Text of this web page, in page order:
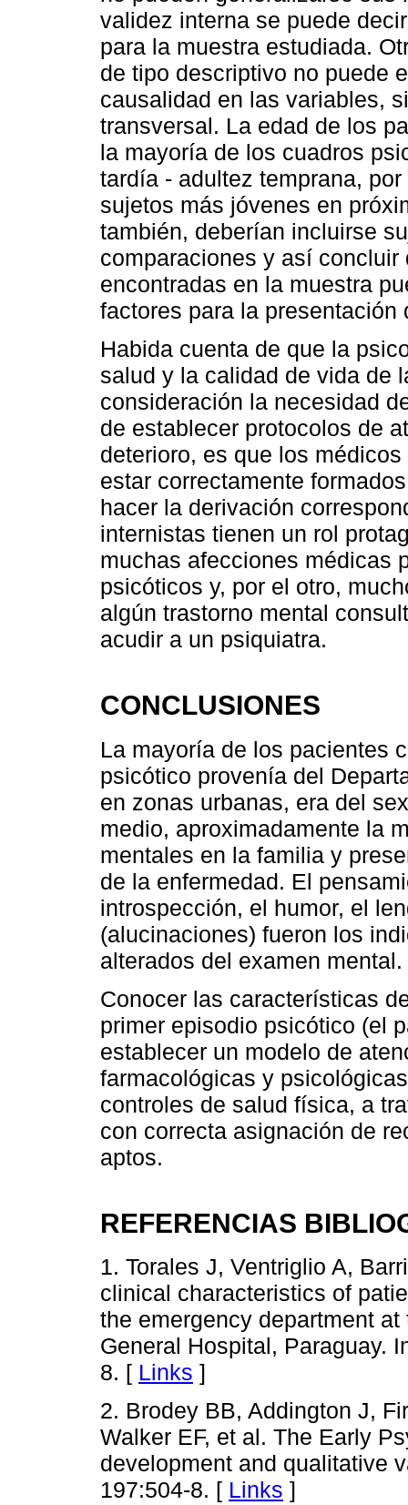
validez interna se puede
para la muestra estudiada.
de tipo descriptivo no puede
causalidad en las variables,
transversal. La edad de los
la mayoría de los cuadros
tardía - adultez temprana,
sujetos más jóvenes en
también, deberían incluirse
comparaciones y así
encontradas en la muestra
factores para la
Habida cuenta de que la
salud y la calidad de vida de
consideración la necesidad
de establecer protocolos de
deterioro, es que los
estar correctamente
hacer la derivación
internistas tienen un rol
muchas afecciones médicas
psicóticos y, por el otro,
algún trastorno mental
acudir a un psiquiatra.
CONCLUSIONES
La mayoría de los pacientes
psicótico provenía del
en zonas urbanas, era del
medio, aproximadamente la
mentales en la familia y
de la enfermedad. El
introspección, el humor, el
(alucinaciones) fueron los
alterados del examen mental.
Conocer las características
primer episodio psicótico (el
establecer un modelo de
farmacológicas y
controles de salud física, a
con correcta asignación de
aptos.
REFERENCIAS
1. Torales J, Ventriglio A,
clinical characteristics of
the emergency department
General Hospital, Paraguay.
8. [ Links ]
2. Brodey BB, Addington J,
Walker EF, et al. The Early
development and qualitative
197:504-8. [ Links ]